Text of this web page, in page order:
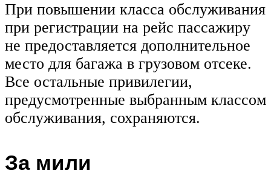
При повышении класса обслуживания
при регистрации на рейс пассажиру
не предоставляется дополнительное
место для багажа в грузовом отсеке.
Все остальные привилегии,
предусмотренные выбранным классом
обслуживания, сохраняются.
За мили